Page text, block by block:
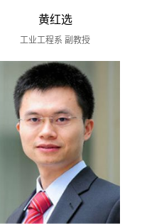
黄红选
工业工程系 副教授